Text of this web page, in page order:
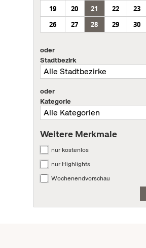
19
20 21 22 23
26
27 28 29 30
oder
Stadtbezirk
oder
Kategorie
Weitere Merkmale
nur kostenlos
nur Highlights
Wochenendvorschau